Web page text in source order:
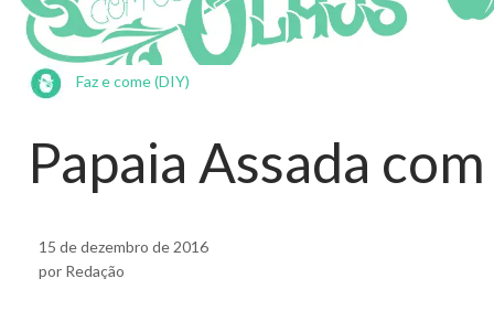
Faz e come (DIY)
Papaia Assada
15 de dezembro de 2016
por Redação